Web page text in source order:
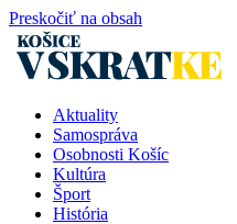
Preskočiť na obsah
Aktuality
Samospráva
Osobnosti Košíc
Kultúra
Šport
História